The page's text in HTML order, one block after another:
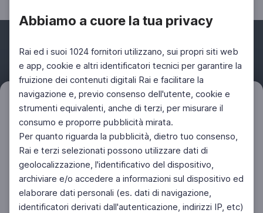
Abbiamo a cuore la tua privacy
Rai ed i suoi 1024 fornitori utilizzano, sui propri siti web
e app, cookie e altri identificatori tecnici per garantire la
fruizione dei contenuti digitali Rai e facilitare la
navigazione e, previo consenso dell'utente, cookie e
strumenti equivalenti, anche di terzi, per misurare il
consumo e proporre pubblicità mirata.
Per quanto riguarda la pubblicità, dietro tuo consenso,
Rai e terzi selezionati possono utilizzare dati di
geolocalizzazione, l'identificativo del dispositivo,
archiviare e/o accedere a informazioni sul dispositivo ed
elaborare dati personali (es. dati di navigazione,
identificatori derivati dall'autenticazione, indirizzi IP, etc)
Filtri Azzera
Facebook Instagram Twitter